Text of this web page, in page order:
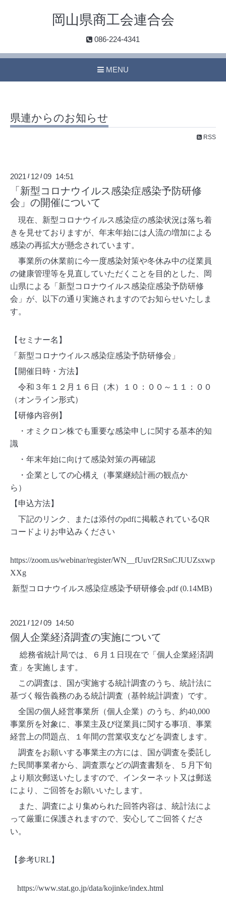
岡山県商工会連合会
086-224-4341
MENU
県連からのお知らせ
RSS
2021 / 12 /09 14:51
「新型コロナウイルス感染症感染予防研修
会」の開催について
現在、新型コロナウイルス感染症の感染状況は落ち着
きを見せておりますが、年末年始には人流の増加による
感染の再拡大が懸念されています。
事業所の休業前に今一度感染対策や冬休み中の従業員
の健康管理等を見直していただくことを目的とした、岡
山県による「新型コロナウイルス感染症感染予防研修
会」が、以下の通り実施されますのでお知らせいたしま
す。
【セミナー名】
「新型コロナウイルス感染症感染予防研修会」
【開催日時・方法】
令和３年１２月１６日（木）１０：００～１１：００
（オンライン形式）
【研修内容例】
・オミクロン株でも重要な感染申しに関する基本的知
識
・年末年始に向けて感染対策の再確認
・企業としての心構え（事業継続計画の観点か
ら）
【申込方法】
下記のリンク、または添付のpdfに掲載されているQR
コードよりお申込みください
https://zoom.us/webinar/register/WN__fUuvf2RSnCJUUZsxwp
XXg
新型コロナウイルス感染症感染予研研修会.pdf (0.14MB)
2021 / 12 /09 14:50
個人企業経済調査の実施について
総務省統計局では、６月１日現在で「個人企業経済調
査」を実施します。
この調査は、国が実施する統計調査のうち、統計法に
基づく報告義務のある統計調査（基幹統計調査）です。
全国の個人経営事業所（個人企業）のうち、約40,000
事業所を対象に、事業主及び従業員に関する事項、事業
経営上の問題点、１年間の営業収支などを調査します。
調査をお願いする事業主の方には、国が調査を委託し
た民間事業者から、調査票などの調査書類を、５月下旬
より順次郵送いたしますので、インターネット又は郵送
により、ご回答をお願いいたします。
また、調査により集められた回答内容は、統計法によ
って厳重に保護されますので、安心してご回答くださ
い。
【参考URL 】
https://www.stat.go.jp/data/kojinke/index.html